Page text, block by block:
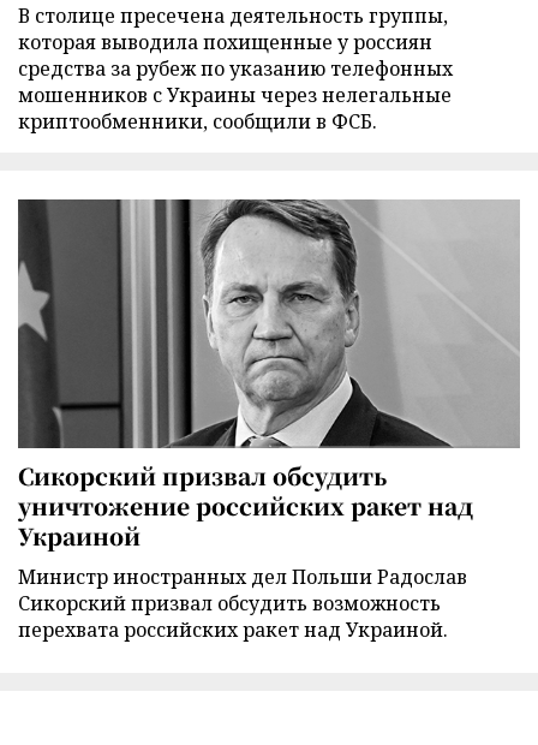
В столице пресечена деятельность группы,
которая выводила похищенные у россиян
средства за рубеж по указанию телефонных
мошенников с Украины через нелегальные
криптообменники, сообщили в ФСБ.
Сикорский призвал обсудить
уничтожение российских ракет над
Украиной
Министр иностранных дел Польши Радослав
Сикорский призвал обсудить возможность
перехвата российских ракет над Украиной.